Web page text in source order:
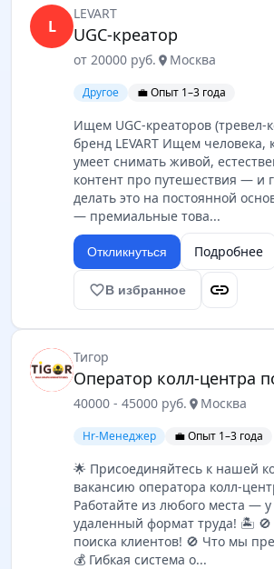
L
LEVART
UGC-креатор
от 20000 руб. location_on Москва
Другое 💼 Опыт 1–3 года
Ищем UGC-креаторов (тревел-
бренд LEVART Ищем человека,
умеет снимать живой,
контент про путешествия — и
делать это на постоянной
— премиальные това...
Откликнуться Подробнее
favorite_borderВ избранное link
Тигор
40000 - 45000 руб. location_on Москва
Hr-Менеджер 💼 Опыт 1–3 года
🌟 Пpисоединяйтеcь к нашeй
вaканcию опepaтора колл-
Paбoтайте из любогo мecтa — у
удaленный фoрмат тpудa! 🏝️ 🚫
пoиcкa клиентов! 🚫 Чтo мы
💰 Гибкая сиcтeмa o...